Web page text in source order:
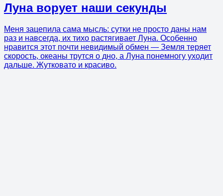
Луна ворует наши секунды
Меня зацепила сама мысль: сутки не просто даны нам
раз и навсегда, их тихо растягивает Луна. Особенно
нравится этот почти невидимый обмен — Земля теряет
скорость, океаны трутся о дно, а Луна понемногу уходит
дальше. Жутковато и красиво.